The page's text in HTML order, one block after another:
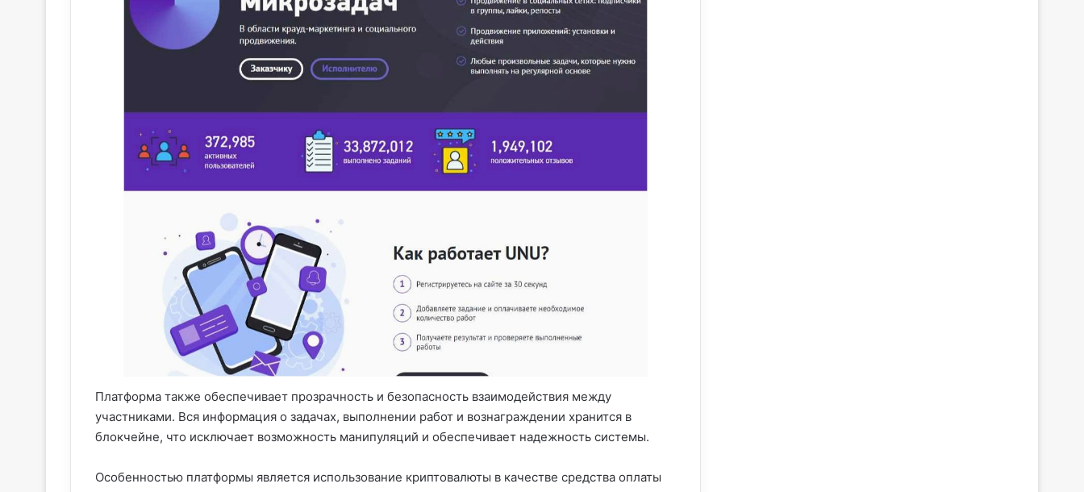
Платформа также обеспечивает прозрачность и безопасность взаимодействия между
участниками. Вся информация о задачах, выполнении работ и вознаграждении хранится в
блокчейне, что исключает возможность манипуляций и обеспечивает надежность системы.
Особенностью платформы является использование криптовалюты в качестве средства оплаты